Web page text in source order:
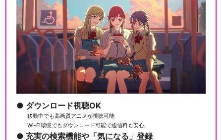
ダウンロード視聴OK
移動中でも高画質アニメが視聴可能
Wi-Fi環境でもダウンロード可能で通信料も安心
充実の検索機能や「気になる」登録